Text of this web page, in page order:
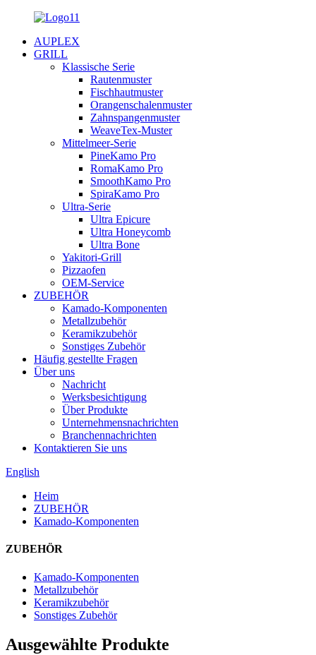
AUPLEX
GRILL
Klassische Serie
Rautenmuster
Fischhautmuster
Orangenschalenmuster
Zahnspangenmuster
WeaveTex-Muster
Mittelmeer-Serie
PineKamo Pro
RomaKamo Pro
SmoothKamo Pro
SpiraKamo Pro
Ultra-Serie
Ultra Epicure
Ultra Honeycomb
Ultra Bone
Yakitori-Grill
Pizzaofen
OEM-Service
ZUBEHÖR
Kamado-Komponenten
Metallzubehör
Keramikzubehör
Sonstiges Zubehör
Häufig gestellte Fragen
Über uns
Nachricht
Werksbesichtigung
Über Produkte
Unternehmensnachrichten
Branchennachrichten
Kontaktieren Sie uns
English
Heim
ZUBEHÖR
Kamado-Komponenten
ZUBEHÖR
Kamado-Komponenten
Metallzubehör
Keramikzubehör
Sonstiges Zubehör
Ausgewählte Produkte